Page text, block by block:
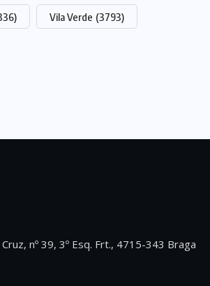
Vila Verde (3793)
nº 39, 3º Esq. Frt., 4715-343 Braga